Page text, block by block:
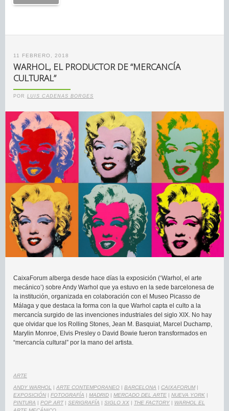
11 FEBRERO, 2018
WARHOL, EL PRODUCTOR DE “MERCANCÍA
CULTURAL”
POR LUIS CADENAS BORGES
CaixaForum alberga desde hace días la exposición (‘Warhol, el arte
mecánico’) sobre Andy Warhol que ya estuvo en la sede barcelonesa de
la institución, organizada en colaboración con el Museo Picasso de
Málaga y que destaca la forma con la que Warhol capta el culto a la
mercancía surgido de las invenciones industriales del siglo XIX. No hay
que olvidar que los Rolling Stones, Jean M. Basquiat, Marcel Duchamp,
Marylin Monroe, Elvis Presley o David Bowie fueron transformados en
“mercancía cultural” por la mano del artista.
ARTE
ANDY WARHOL | ARTE CONTEMPORANEO | BARCELONA | CAIXAFORUM |
EXPOSICIÓN | FOTOGRAFÍA | MADRID | MERCADO DEL ARTE | NUEVA YORK |
PINTURA | POP ART| SERIGRAFÍA | SIGLO XX | THE FACTORY | WARHOL EL